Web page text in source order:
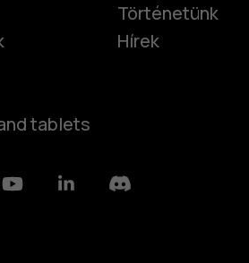
tablets
Történetünk
Hírek
YoutubeLinkedinDiscord